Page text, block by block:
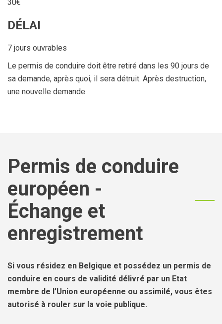
30€
DÉLAI
7 jours ouvrables
Le permis de conduire doit être retiré dans les 90 jours de
sa demande, après quoi, il sera détruit. Après destruction,
une nouvelle demande
Permis de conduire
européen -
Échange et
enregistrement
Si vous résidez en Belgique et possédez un permis de
conduire en cours de validité délivré par un Etat
membre de l’Union européenne ou assimilé, vous êtes
autorisé à rouler sur la voie publique.